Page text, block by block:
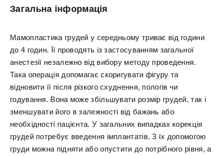
Загальна інформація
Мамопластика грудей у середньому триває від години
до 4 годин. Її проводять із застосуванням загальної
анестезії незалежно від вибору методу проведення.
Така операція допомагає скоригувати фігуру та
відновити її після різкого схуднення, пологів чи
годування. Вона може збільшувати розмір грудей, так і
зменшувати його в залежності від бажань або
необхідності пацієнта. У загальних випадках корекція
грудей потребує введення імплантатів. З їх допомогою
груди можна підняти або опустити до потрібного рівня, а